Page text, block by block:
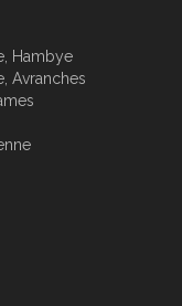
Hambye
Avranches